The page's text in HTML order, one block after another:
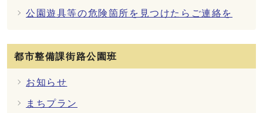
公園遊具等の危険箇所を見つけたらご連絡を
都市整備課街路公園班
お知らせ
まちプラン